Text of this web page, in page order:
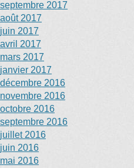
septembre 2017
août 2017
juin 2017
avril 2017
mars 2017
janvier 2017
décembre 2016
novembre 2016
octobre 2016
septembre 2016
juillet 2016
juin 2016
mai 2016